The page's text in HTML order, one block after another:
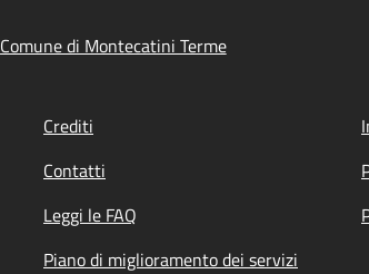
Comune di Montecatini Terme
Crediti
Contatti
Leggi le FAQ
Piano di miglioramento dei servizi